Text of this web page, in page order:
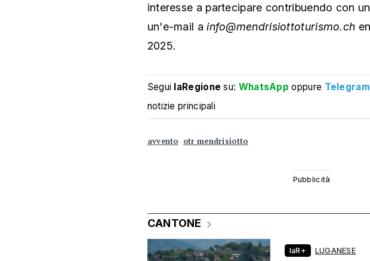
interesse a partecipare contribuendo con
un'e-mail ainfo@mendrisiottoturismo.ch
2025.
Segui laRegione su: WhatsApp oppure Telegram
notizie principali
avvento otr mendrisiotto
CANTONE
laR+ LUGANESE